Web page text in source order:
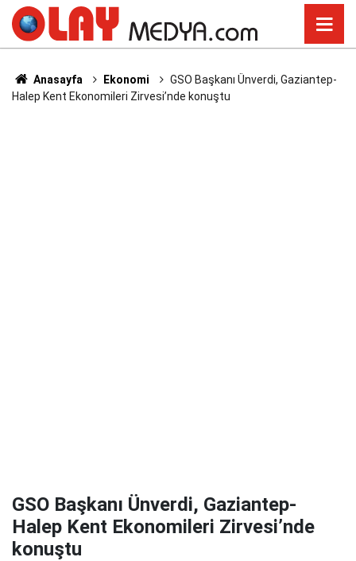
Anasayfa Ekonomi
GSO Başkanı Ünverdi, Gaziantep-
Halep Kent Ekonomileri Zirvesi’nde konuştu
GSO Başkanı Ünverdi, Gaziantep-
Halep Kent Ekonomileri Zirvesi’nde
konuştu